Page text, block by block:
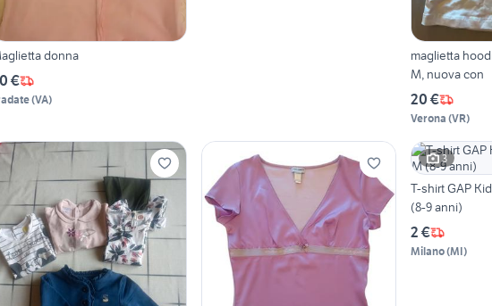
donna
€
(VA)
maglietta
M, nuova con
20 €
Verona (VR)
3
T-shirt GAP
(8-9 anni)
2 €
Milano(MI)